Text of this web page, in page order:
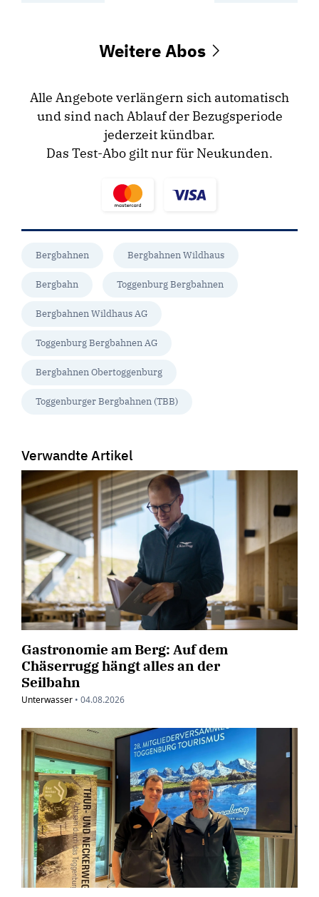
Weitere Abos
Alle Angebote verlängern sich automatisch
und sind nach Ablauf der Bezugsperiode
jederzeit kündbar.
Das Test-Abo gilt nur für Neukunden.
Bergbahnen Bergbahnen Wildhaus
Bergbahn Toggenburg Bergbahnen
Bergbahnen Wildhaus AG
Toggenburg Bergbahnen AG
Bergbahnen Obertoggenburg
Toggenburger Bergbahnen (TBB)
Verwandte Artikel
Gastronomie am Berg: Auf dem
Chäserrugg hängt alles an der
Seilbahn
Unterwasser • 04.08.2026